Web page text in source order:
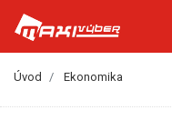
Úvod Ekonomika